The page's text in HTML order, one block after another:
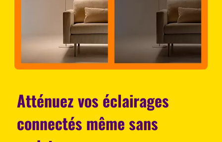
Atténuez vos éclairages
connectés même sans